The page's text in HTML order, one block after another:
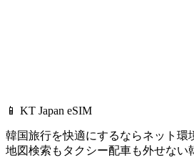
📱 KT Japan eSIM
韓国旅行を快適にするならネット環
地図検索もタクシー配車も外せない